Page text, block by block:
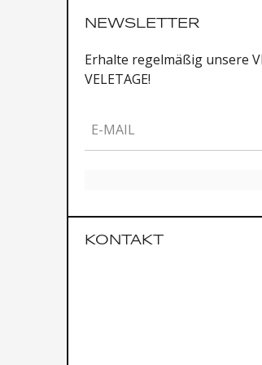
NEWSLETTER
Erhalte regelmäßig unsere
VELETAGE!
E-MAIL
KONTAKT